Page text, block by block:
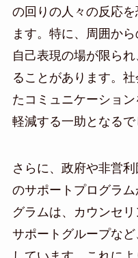
の回りの人々の反応
ます。特に、周囲か
自己表現の場が限ら
ることがあります。
たコミュニケーショ
軽減する一助となるで
さらに、政府や非営
のサポートプログラ
グラムは、カウンセ
サポートグループな